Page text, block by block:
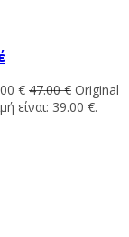
€ 47.00€ Original
είναι: 39.00 €.